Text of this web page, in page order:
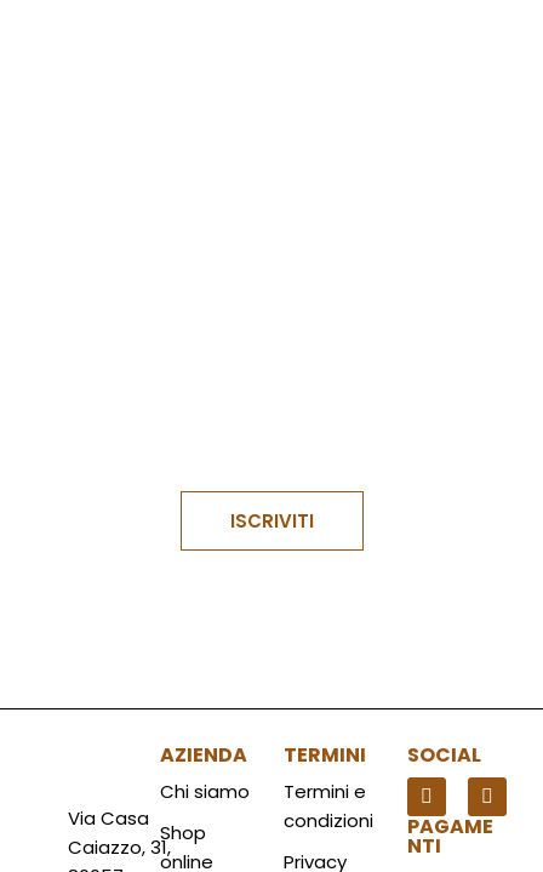
ISCRIVITI
Via Casa
Caiazzo, 31,
AZIENDA
Chi siamo
Shop
online
TERMINI
Termini e
condizioni
Privacy
SOCIAL
PAGAME
NTI